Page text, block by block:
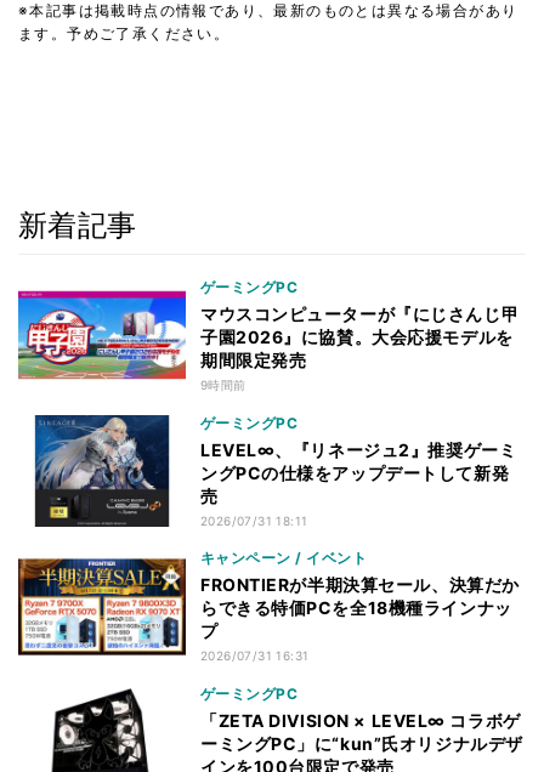
※本記事は掲載時点の情報であり、最新のものとは異なる場合があり
ます。予めご了承ください。
新着記事
ゲーミングPC
マウスコンピューターが『にじさんじ甲
子園2026』に協賛。大会応援モデルを
期間限定発売
9時間前
ゲーミングPC
LEVEL∞、『リネージュ2』推奨ゲーミ
ングPCの仕様をアップデートして新発
売
2026/07/31 18:11
キャンペーン / イベント
FRONTIERが半期決算セール、決算だか
らできる特価PCを全18機種ラインナッ
プ
2026/07/31 16:31
ゲーミングPC
「ZETA DIVISION × LEVEL∞ コラボゲ
ーミングPC」に“kun”氏オリジナルデザ
インを100台限定で発売